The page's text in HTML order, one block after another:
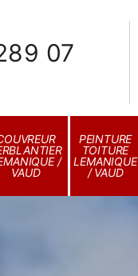
07
/
VAUD
PEINTURE
TOITURE
LEMANIQUE
/ VAUD